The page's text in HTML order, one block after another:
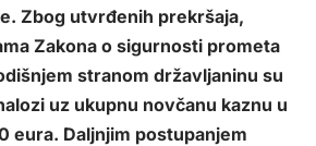
Zbog utvrđenih prekršaja,
Zakona o sigurnosti prometa
stranom državljaninu su
uz ukupnu novčanu kaznu u
eura. Daljnjim postupanjem